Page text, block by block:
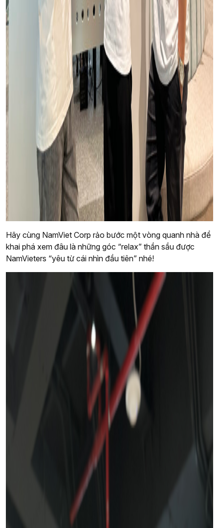
Hãy cùng NamViet Corp rảo bước một vòng quanh nhà để
khai phá xem đâu là những góc “relax” thần sầu được
NamVieters “yêu từ cái nhìn đầu tiên” nhé!